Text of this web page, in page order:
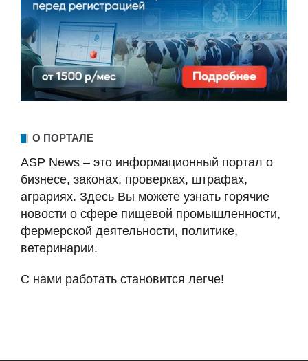
О ПОРТАЛЕ
ASP News – это информационный портал о
бизнесе, законах, проверках, штрафах,
аграриях. Здесь Вы можете узнать горячие
новости о сфере пищевой промышленности,
фермерской деятельности, политике,
ветеринарии.
С нами работать становится легче!